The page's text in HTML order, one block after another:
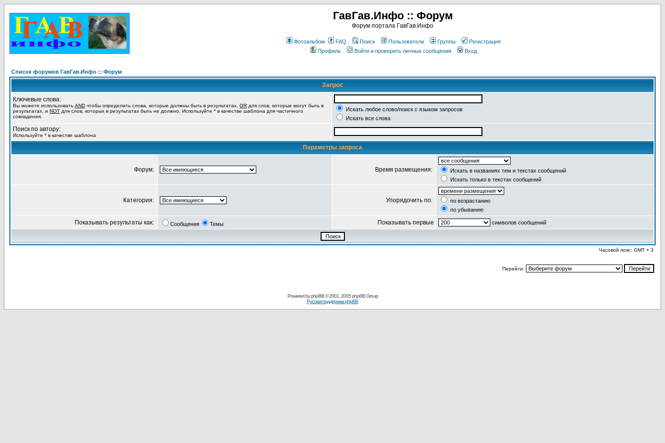
ГавГав.Инфо :: Форум
Форум портала ГавГав.Инфо
Фотоальбом FAQ Поиск Пользователи Группы
Регистрация
Профиль
Войти и проверить личные сообщения Вход
Список форумов ГавГав.Инфо :: Форум
Запрос
Ключевые слова:
Вы можете использовать AND чтобы определить слова, которые должны быть в результатах, OR для слов, которые могут быть в
результатах, и NOT для слов, которых в результатах быть не должно. Используйте * в качестве шаблона для частичного
совпадения.
Искать любое слово/поиск с языком запросов
Искать все слова
Поиск по автору:
Используйте * в качестве шаблона
Параметры запроса
Форум: Время размещения:
Искать в названиях тем и текстах сообщений
Искать только в текстах сообщений
Категория: Упорядочить по:
по возрастанию
по убыванию
Показывать результаты как: Сообщения Темы Показывать первые символов сообщений
Часовой пояс: GMT + 3
Перейти:
Powered byphpBB© 2001, 2005 phpBB Group
Русская поддержка phpBB